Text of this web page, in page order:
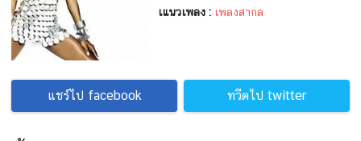
เแนวเพลง : เพลงสากล
แชร์ไป facebook ทวีตไป twitter